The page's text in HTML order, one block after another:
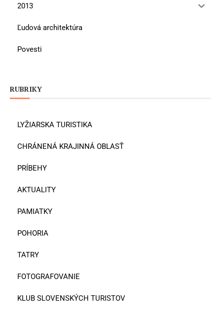
2013
Ľudová architektúra
Povesti
RUBRIKY
LYŽIARSKA TURISTIKA
CHRÁNENÁ KRAJINNÁ OBLASŤ
PRÍBEHY
AKTUALITY
PAMIATKY
POHORIA
TATRY
FOTOGRAFOVANIE
KLUB SLOVENSKÝCH TURISTOV